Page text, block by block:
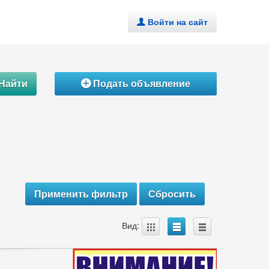
. Войти на сайт
ÁПодать объявление
Вид: A B C